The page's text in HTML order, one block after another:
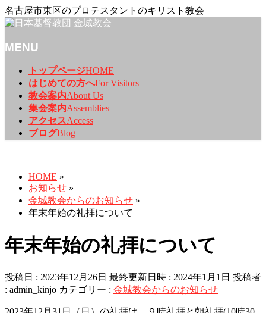
名古屋市東区のプロテスタントのキリスト教会
MENU
トップページHOME
はじめての方へFor Visitors
教会案内About Us
集会案内Assemblies
アクセスAccess
ブログBlog
HOME »
お知らせ »
金城教会からのお知らせ »
年末年始の礼拝について
年末年始の礼拝について
投稿日 : 2023年12月26日 最終更新日時 : 2024年1月1日 投稿者
: admin_kinjo カテゴリー : 金城教会からのお知らせ